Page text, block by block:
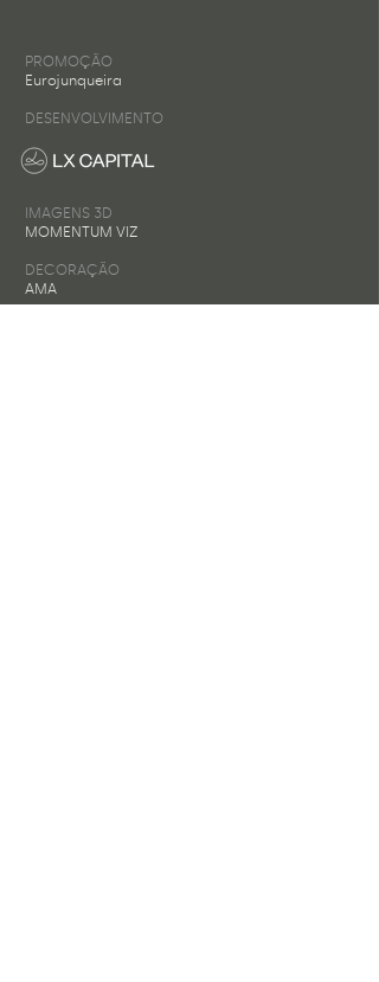
PROMOÇÃO
Eurojunqueira
DESENVOLVIMENTO
IMAGENS 3D
MOMENTUM VIZ
DECORAÇÃO
AMA